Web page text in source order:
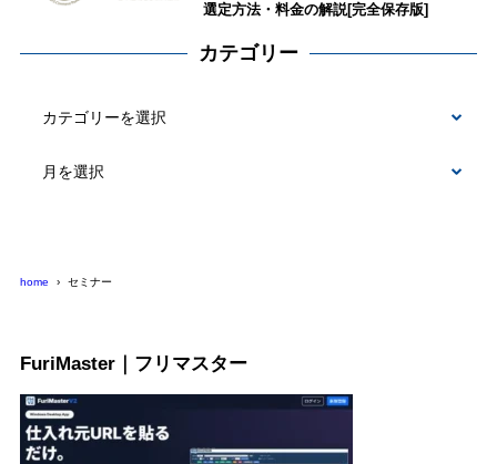
選定方法・料金の解説[完全保存版]
カテゴリー
home セミナー
FuriMaster｜フリマスター